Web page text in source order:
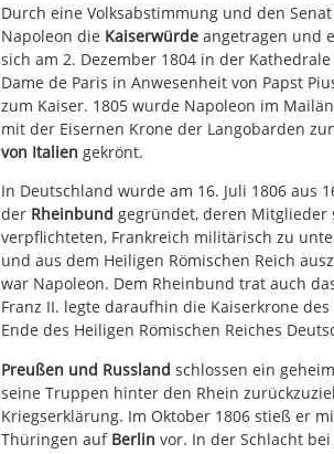
Durch eine Volksabstimmung und den
Napoleon die Kaiserwürde angetragen und
sich am 2. Dezember 1804 in der
Dame de Paris in Anwesenheit von Papst
zum Kaiser. 1805 wurde Napoleon im
mit der Eisernen Krone der Langobarden
von Italien gekrönt.
In Deutschland wurde am 16. Juli 1806 aus
der Rheinbund gegründet, deren Mitglieder
verpflichteten, Frankreich militärisch zu
und aus dem Heiligen Römischen Reich
war Napoleon. Dem Rheinbund trat auch
Franz II. legte daraufhin die Kaiserkrone
Ende des Heiligen Römischen Reiches
Preußen und Russland schlossen ein
seine Truppen hinter den Rhein
Kriegserklärung. Im Oktober 1806 stieß er
Thüringen auf Berlin vor. In der Schlacht